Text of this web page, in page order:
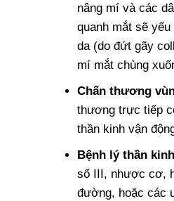
nâng mí và các
quanh mắt sẽ
da (do đứt gãy
mí mắt chùng
Chấn thương
thương trực tiếp
thần kinh vận
Bệnh lý thần
số III, nhược cơ,
đường, hoặc các